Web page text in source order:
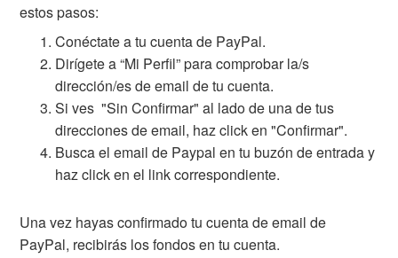
estos pasos:
Conéctate a tu cuenta de PayPal.
Dirígete a “Mi Perfil” para comprobar la/s
dirección/es de email de tu cuenta.
Si ves "Sin Confirmar" al lado de una de tus
direcciones de email, haz click en "Confirmar".
Busca el email de Paypal en tu buzón de entrada y
haz click en el link correspondiente.
Una vez hayas confirmado tu cuenta de email de
PayPal, recibirás los fondos en tu cuenta.